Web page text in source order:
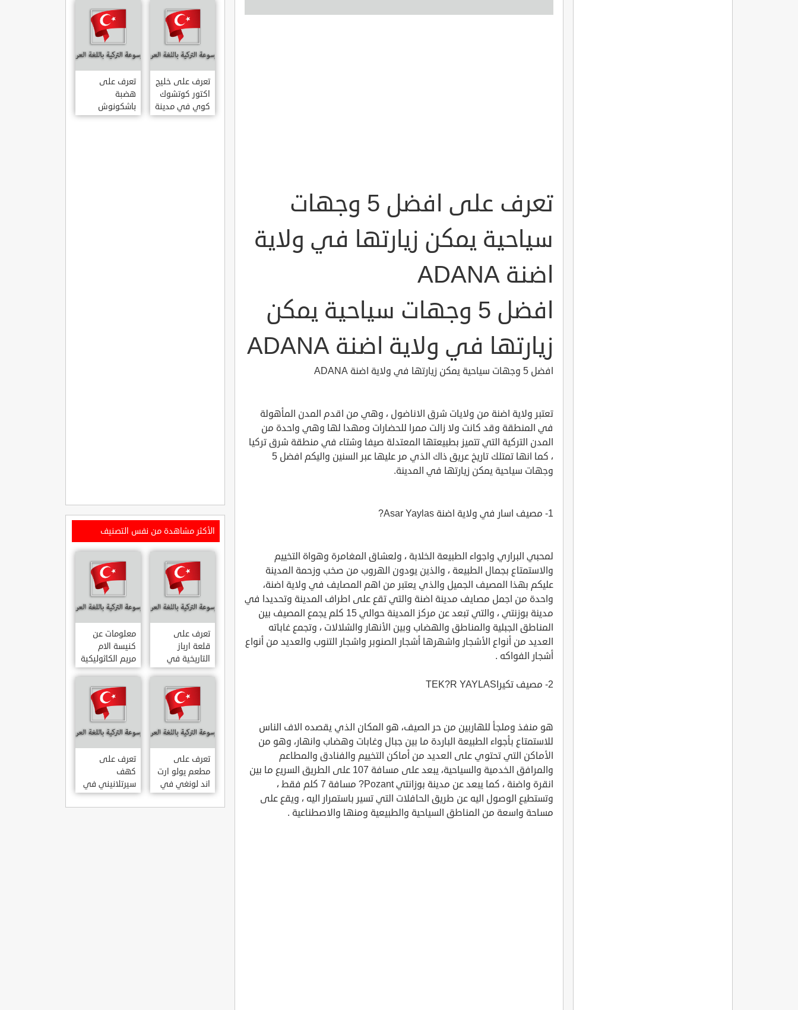
تعرف على افضل 5 وجهات
سياحية يمكن زيارتها في ولاية
اضنة ADANA
افضل 5 وجهات سياحية يمكن
زيارتها في ولاية اضنة ADANA
افضل 5 وجهات سياحية يمكن زيارتها في ولاية اضنة ADANA
تعتبر ولاية اضنة من ولايات شرق الاناضول ، وهي من اقدم المدن المأهولة
في المنطقة وقد كانت ولا زالت ممرا للحضارات ومهدا لها وهي واحدة من
المدن التركية التي تتميز بطبيعتها المعتدلة صيفا وشتاء في منطقة شرق تركيا
، كما انها تمتلك تاريخ عريق ذاك الذي مر عليها عبر السنين واليكم افضل 5
وجهات سياحية يمكن زيارتها في المدينة.
1- مصيف اسار في ولاية اضنة Asar Yaylas?
لمحبي البراري واجواء الطبيعة الخلابة ، ولعشاق المغامرة وهواة التخييم
والاستمتاع بجمال الطبيعة ، والذين يودون الهروب من صخب وزحمة المدينة
عليكم بهذا المصيف الجميل والذي يعتبر من اهم المصايف في ولاية اضنة،
واحدة من اجمل مصايف مدينة اضنة والتي تقع على اطراف المدينة وتحديدا في
مدينة بوزنتي ، والتي تبعد عن مركز المدينة حوالي 15 كلم يجمع المصيف بين
المناطق الجبلية والمناطق والهضاب وبين الأنهار والشلالات ، وتجمع غاباته
العديد من أنواع الأشجار واشهرها أشجار الصنوبر واشجار التنوب والعديد من أنواع
أشجار الفواكه .
2- مصيف تكيرTEK?R YAYLASI
هو منفذ وملجأ للهاربين من حر الصيف، هو المكان الذي يقصده الاف الناس
للاستمتاع بأجواء الطبيعة الباردة ما بين جبال وغابات وهضاب وانهار، وهو من
الأماكن التي تحتوي على العديد من أماكن التخييم والفنادق والمطاعم
والمرافق الخدمية والسياحية، يبعد على مسافة 107 على الطريق السريع ما بين
انقرة واضنة ، كما يبعد عن مدينة بوزانتي Pozant? مسافة 7 كلم فقط ،
وتستطيع الوصول اليه عن طريق الحافلات التي تسير باستمرار اليه ، ويقع على
مساحة واسعة من المناطق السياحية والطبيعية ومنها والاصطناعية .
MÜZESI
تعرف على خليج
اكتور كوتشوك
كوي في مدينة
داتشا الساحلية
تعرف على
هضبة
باشكونوش
الطبيعية في
الأكثر مشاهدة من نفس التصنيف
تعرف على
قلعة ارباز
التاريخية في
ولاية ايدن.. من
القلاع الدولة
العثمانية
ARPAZ
KALESI AYDIN
معلومات عن
كنيسة الام
مريم الكاثوليكية
في هاتي .. من
معالم المدينة
التاريخية
والدينية
MERYEM ANA
KATOLIK
KILISESI
HATAY
تعرف على
مطعم يولو ارت
اند لونغي في
ازمير .. مطعم
بجدران متحف
تعرف على
كهف
سيرتلانيني في
ولاية ايدن .. من
اعاجيب الطبيعة